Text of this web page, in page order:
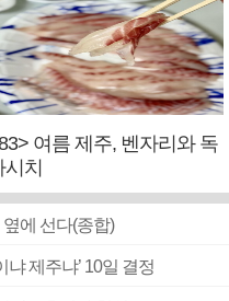
여름 제주, 벤자리와 독
시치
에 선다(종합)
냐 제주냐’ 10일 결정